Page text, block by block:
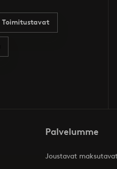
Toimitustavat
Palvelumme
Joustavat